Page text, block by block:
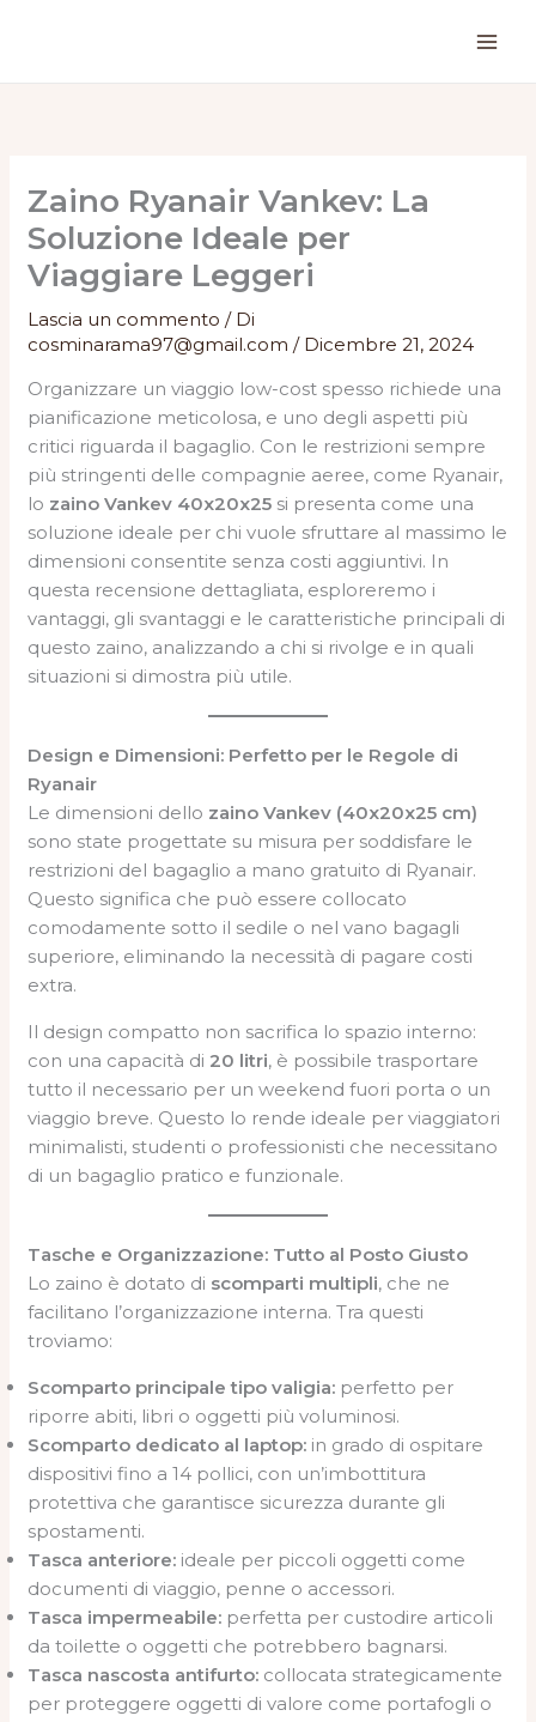
Zaino Ryanair Vankev: La
Soluzione Ideale per
Viaggiare Leggeri
Lascia un commento / Di
cosminarama97@gmail.com/ Dicembre 21, 2024
Organizzare un viaggio low-cost spesso richiede una
pianificazione meticolosa, e uno degli aspetti più
critici riguarda il bagaglio. Con le restrizioni sempre
più stringenti delle compagnie aeree, come Ryanair,
lo zaino Vankev 40x20x25 si presenta come una
soluzione ideale per chi vuole sfruttare al massimo le
dimensioni consentite senza costi aggiuntivi. In
questa recensione dettagliata, esploreremo i
vantaggi, gli svantaggi e le caratteristiche principali di
questo zaino, analizzando a chi si rivolge e in quali
situazioni si dimostra più utile.
Design e Dimensioni: Perfetto per le Regole di
Ryanair
Le dimensioni dello zaino Vankev (40x20x25 cm)
sono state progettate su misura per soddisfare le
restrizioni del bagaglio a mano gratuito di Ryanair.
Questo significa che può essere collocato
comodamente sotto il sedile o nel vano bagagli
superiore, eliminando la necessità di pagare costi
extra.
Il design compatto non sacrifica lo spazio interno:
con una capacità di 20 litri, è possibile trasportare
tutto il necessario per un weekend fuori porta o un
viaggio breve. Questo lo rende ideale per viaggiatori
minimalisti, studenti o professionisti che necessitano
di un bagaglio pratico e funzionale.
Tasche e Organizzazione: Tutto al Posto Giusto
Lo zaino è dotato di scomparti multipli, che ne
facilitano l’organizzazione interna. Tra questi
troviamo:
Scomparto principale tipo valigia: perfetto per
riporre abiti, libri o oggetti più voluminosi.
Scomparto dedicato al laptop: in grado di ospitare
dispositivi fino a 14 pollici, con un’imbottitura
protettiva che garantisce sicurezza durante gli
spostamenti.
Tasca anteriore: ideale per piccoli oggetti come
documenti di viaggio, penne o accessori.
Tasca impermeabile: perfetta per custodire articoli
da toilette o oggetti che potrebbero bagnarsi.
Tasca nascosta antifurto: collocata strategicamente
per proteggere oggetti di valore come portafogli o